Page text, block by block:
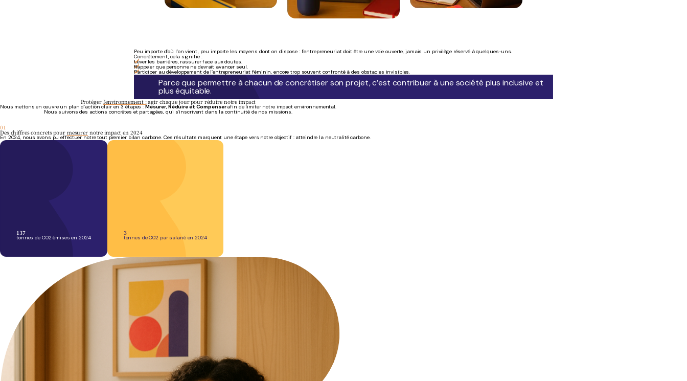
Peu importe d’où l’on vient, peu importe les moyens dont on dispose : l’entrepreneuriat doit être une voie ouverte, jamais un privilège réservé à quelques-uns.
Concrètement, cela signifie :
Lever les barrières, rassurer face aux doutes.
Rappeler que personne ne devrait avancer seul.
Participer au développement de l’entrepreneuriat féminin, encore trop souvent confronté à des obstacles invisibles.
Parce que permettre à chacun de concrétiser son projet, c’est contribuer à une société plus inclusive et
plus équitable.
Protéger l'environnement :agir chaque jour pour réduire notre impact
Nous mettons en œuvre un plan d’action clair en 3 étapes :Mesurer, Réduire et Compenserafin de limiter notre impact environnemental.
Nous suivons des actions concrètes et partagées, qui s’inscrivent dans la continuité de nos missions.
01
Des chiffres concrets pour mesurernotre impact en 2024
En 2024, nous avons pu effectuer notre tout premier bilan carbone. Ces résultats marquent une étape vers notre objectif : atteindre la neutralité carbone.
137
tonnes de C02 émises en 2024
3
tonnes de C02 par salarié en 2024